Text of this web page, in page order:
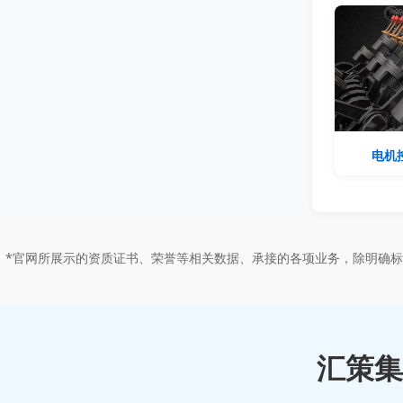
电机
*官网所展示的资质证书、荣誉等相关数据、承接的各项业务，除明确
汇策